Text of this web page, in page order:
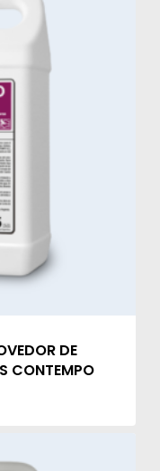
DE
CONTEMPO